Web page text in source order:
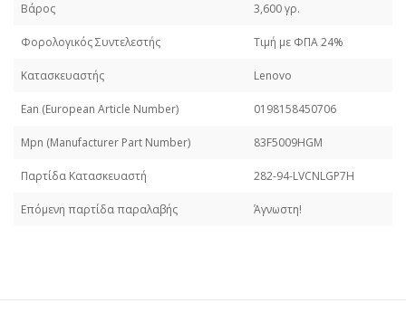
Βάρος 3,600 γρ.
Φορολογικός Συντελεστής Τιμή με ΦΠΑ 24%
Κατασκευαστής Lenovo
Εan (European Article Number) 0198158450706
Mpn (Manufacturer Part Number) 83F5009HGM
Παρτίδα Κατασκευαστή 282-94-LVCNLGP7H
Επόμενη παρτίδα παραλαβής Άγνωστη!